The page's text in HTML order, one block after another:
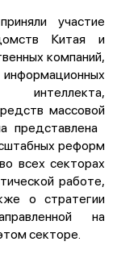
участие
Китая и
компаний,
интеллекта,
массовой
представлена
реформ
всех секторах
работе,
о стратегии
на
секторе.